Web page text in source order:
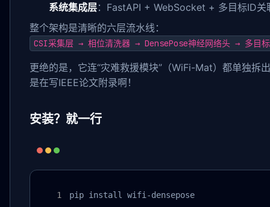
系统集成层：FastAPI + WebSocket + 多目标ID关
整个架构是清晰的六层流水线：
CSI采集层 → 相位清洗器 → DensePose神经网络头 → 多目
更绝的是，它连“灾难救援模块”（WiFi-Mat）都单独
是在写IEEE论文附录啊！
安装？就一行
pip install wifi-densepose